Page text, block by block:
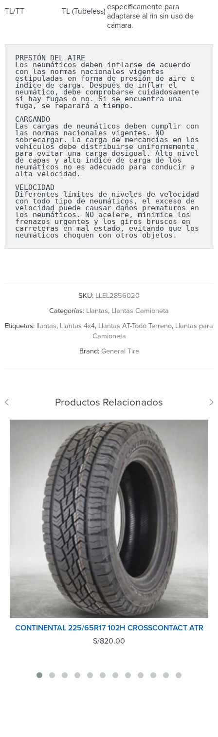
TL/TT TL (Tubeless)específicamente para
adaptarse al rin sin uso de
cámara.
PRESIÓN DEL AIRE
Los neumáticos deben inflarse de acuerdo
con las normas nacionales vigentes
estipuladas en forma de presión de aire e
índice de carga. Después de inflar el
neumático, debe comprobarse cuidadosamente
si hay fugas o no. Si se encuentra una
fuga, se reparará a tiempo.
CARGANDO
Las cargas de neumáticos deben cumplir con
las normas nacionales vigentes. NO
sobrecargar. La carga de mercancías en los
vehículos debe distribuirse uniformemente
para evitar una carga desigual. Alto nivel
de capas y alto índice de carga de los
neumáticos no es adecuado para conducir a
alta velocidad.
VELOCIDAD
Diferentes límites de niveles de velocidad
con todo tipo de neumáticos, el exceso de
velocidad puede causar daños prematuros en
los neumáticos. NO acelere, minimice los
frenazos urgentes y los giros bruscos en
carreteras en mal estado, evitando que los
neumáticos choquen con otros objetos.
SKU: LLEL2856020
Categorías: Llantas, Llantas Camioneta
Etiquetas: llantas, Llantas 4x4, Llantas AT-Todo Terreno, Llantas para
Camioneta
Brand: General Tire
Productos Relacionados
CONTINENTAL 225/65R17 102H CROSSCONTACT ATR
S/820.00